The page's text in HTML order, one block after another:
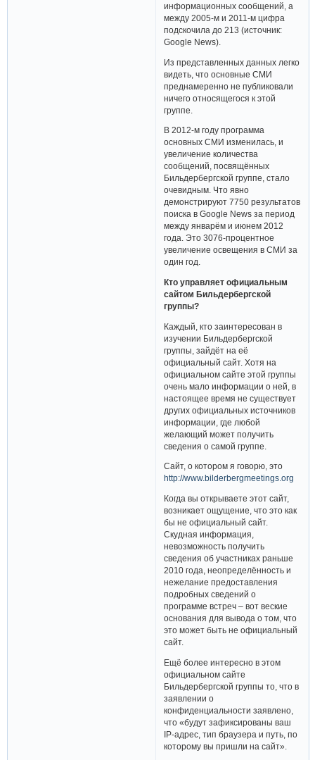
информационных сообщений, а
между 2005-м и 2011-м цифра
подскочила до 213 (источник:
Google News).
Из представленных данных легко
видеть, что основные СМИ
преднамеренно не публиковали
ничего относящегося к этой
группе.
В 2012-м году программа
основных СМИ изменилась, и
увеличение количества
сообщений, посвящённых
Бильдербергской группе, стало
очевидным. Что явно
демонстрируют 7750 результатов
поиска в Google News за период
между январём и июнем 2012
года. Это 3076-процентное
увеличение освещения в СМИ за
один год.
Кто управляет официальным
сайтом Бильдербергской
группы?
Каждый, кто заинтересован в
изучении Бильдербергской
группы, зайдёт на её
официальный сайт. Хотя на
официальном сайте этой группы
очень мало информации о ней, в
настоящее время не существует
других официальных источников
информации, где любой
желающий может получить
сведения о самой группе.
Сайт, о котором я говорю, это
http://www.bilderbergmeetings.org
Когда вы открываете этот сайт,
возникает ощущение, что это как
бы не официальный сайт.
Скудная информация,
невозможность получить
сведения об участниках раньше
2010 года, неопределённость и
нежелание предоставления
подробных сведений о
программе встреч – вот веские
основания для вывода о том, что
это может быть не официальный
сайт.
Ещё более интересно в этом
официальном сайте
Бильдербергской группы то, что в
заявлении о
конфиденциальности заявлено,
что «будут зафиксированы ваш
IP-адрес, тип браузера и путь, по
которому вы пришли на сайт».